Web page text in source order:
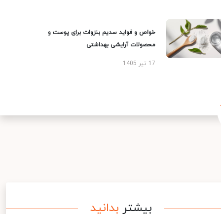
خواص و فواید سدیم بنزوات برای پوست و
محصولات آرایشی بهداشتی
17 تیر 1405
بیشتر بدانید